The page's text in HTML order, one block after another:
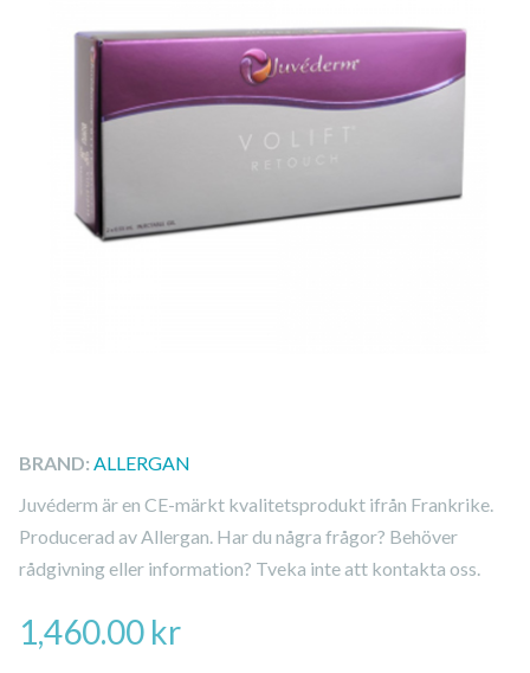
BRAND: ALLERGAN
Juvéderm är en CE-märkt kvalitetsprodukt ifrån Frankrike.
Producerad av Allergan. Har du några frågor? Behöver
rådgivning eller information? Tveka inte att kontakta oss.
1,460.00 kr